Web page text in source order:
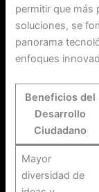
permitir que más
soluciones, se
panorama
enfoques
Beneficios del
Desarrollo
Ciudadano
Mayor
diversidad de